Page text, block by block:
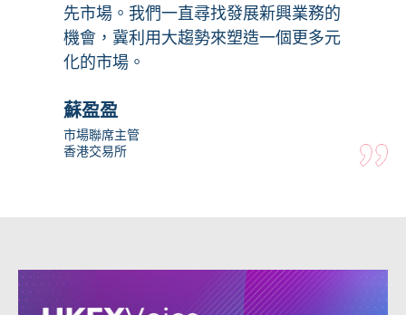
先市場。我們一直尋找發展新興業務的
機會，冀利用大趨勢來塑造一個更多元
化的市場。
蘇盈盈
市場聯席主管
香港交易所